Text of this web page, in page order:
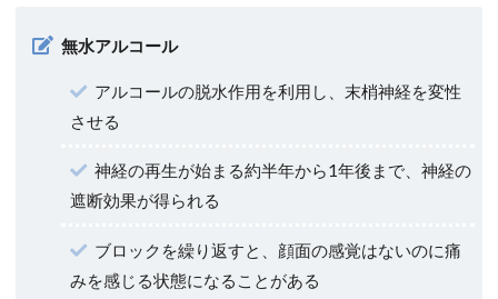
無水アルコール
アルコールの脱水作用を利用し、末梢神経を変性
させる
神経の再生が始まる約半年から1年後まで、神経の
遮断効果が得られる
ブロックを繰り返すと、顔面の感覚はないのに痛
みを感じる状態になることがある